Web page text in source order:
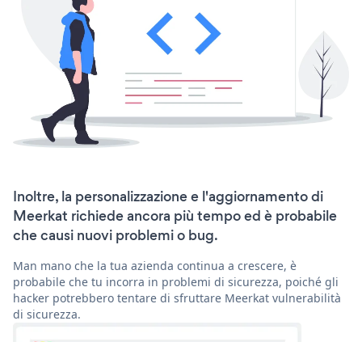
Inoltre, la personalizzazione e l'aggiornamento di
Meerkat richiede ancora più tempo ed è probabile
che causi nuovi problemi o bug.
Man mano che la tua azienda continua a crescere, è
probabile che tu incorra in problemi di sicurezza, poiché gli
hacker potrebbero tentare di sfruttare Meerkat vulnerabilità
di sicurezza.